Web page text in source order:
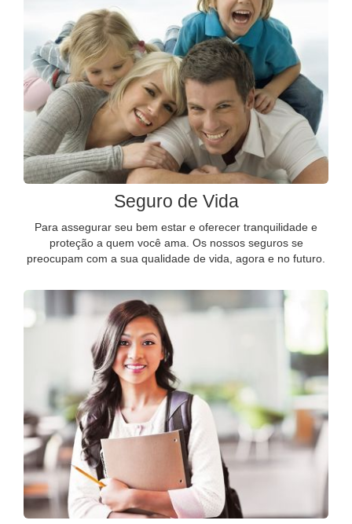
Seguro de Vida
Para assegurar seu bem estar e oferecer tranquilidade e
proteção a quem você ama. Os nossos seguros se
preocupam com a sua qualidade de vida, agora e no futuro.